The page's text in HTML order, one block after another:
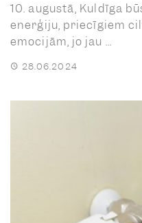
10. augustā, Kuldīga
enerģiju, priecīgiem
emocijām, jo jau ...
28.06.2024